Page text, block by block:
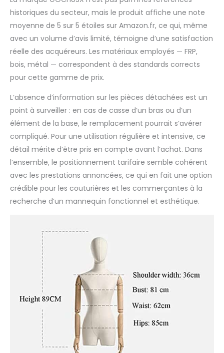
historiques du secteur, mais le produit affiche une note
moyenne de 5 sur 5 étoiles sur Amazon.fr, ce qui, même
avec un volume d’avis limité, témoigne d’une satisfaction
réelle des acquéreurs. Les matériaux employés — FRP,
bois, métal — correspondent à des standards corrects
pour cette gamme de prix.
L’absence d’information sur les pièces détachées est un
point à surveiller : en cas de casse d’un bras ou d’un
élément de la base, le remplacement pourrait s’avérer
compliqué. Pour une utilisation régulière et intensive, ce
détail mérite d’être pris en compte avant l’achat. Dans
l’ensemble, le positionnement tarifaire semble cohérent
avec les prestations annoncées, ce qui en fait une option
crédible pour les couturières et les commerçantes à la
recherche d’un mannequin fonctionnel et esthétique.